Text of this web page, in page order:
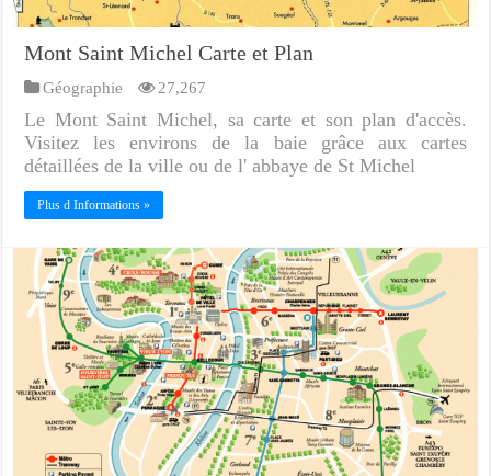
Mont Saint Michel Carte et Plan
Géographie 27,267
Le Mont Saint Michel, sa carte et son plan d'accès.
Visitez les environs de la baie grâce aux cartes
détaillées de la ville ou de l' abbaye de St Michel
Plus d Informations »